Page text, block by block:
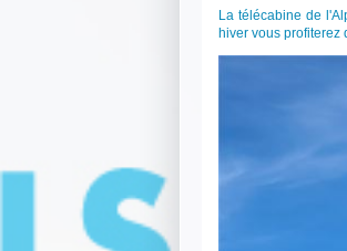
La télécabine de
hiver vous profiterez